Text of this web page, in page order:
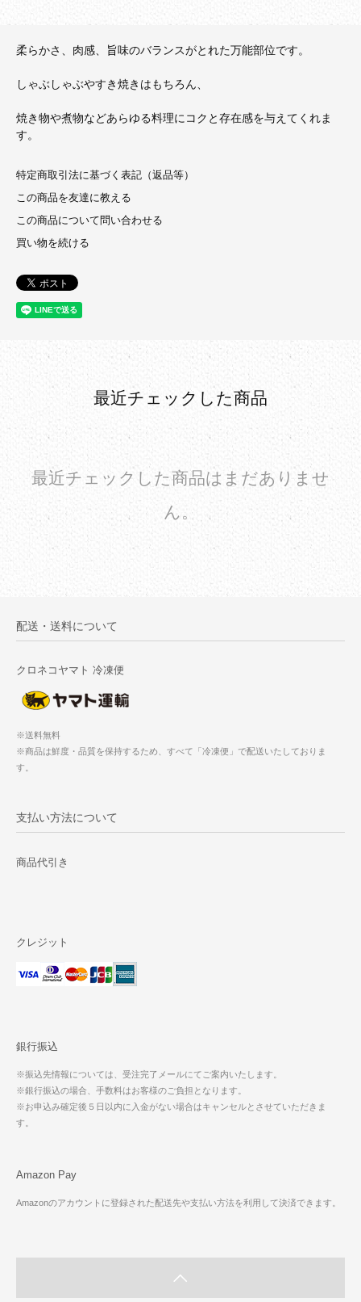
柔らかさ、肉感、旨味のバランスがとれた万能部位です。
しゃぶしゃぶやすき焼きはもちろん、
焼き物や煮物などあらゆる料理にコクと存在感を与えてくれま
す。
特定商取引法に基づく表記（返品等）
この商品を友達に教える
この商品について問い合わせる
買い物を続ける
最近チェックした商品
最近チェックした商品はまだありませ
ん。
配送・送料について
クロネコヤマト 冷凍便
※送料無料
※商品は鮮度・品質を保持するため、すべて「冷凍便」で配送いたしておりま
す。
支払い方法について
商品代引き
クレジット
銀行振込
※振込先情報については、受注完了メールにてご案内いたします。
※銀行振込の場合、手数料はお客様のご負担となります。
※お申込み確定後５日以内に入金がない場合はキャンセルとさせていただきま
す。
Amazon Pay
Amazonのアカウントに登録された配送先や支払い方法を利用して決済できます。